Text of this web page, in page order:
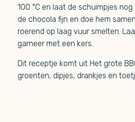
100 °C en laat de schuimpjes
de chocola fijn en doe hem
roerend op laag vuur smelten.
garneer met een kers.
Dit receptje komt uit Het grote
groenten, dipjes, drankjes en